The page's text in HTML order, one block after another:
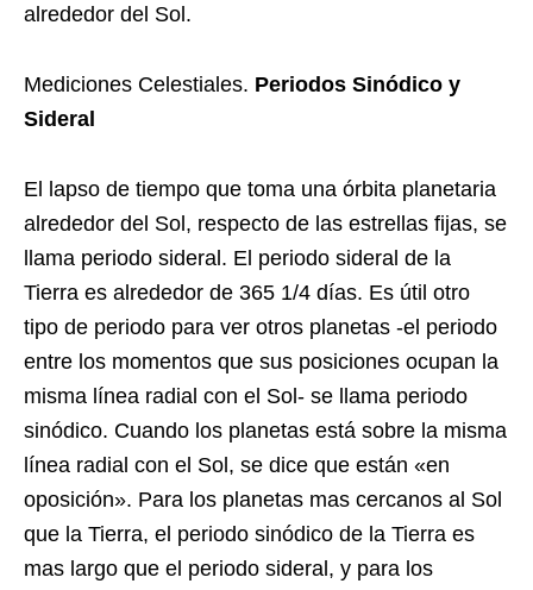
alrededor del Sol.
Mediciones Celestiales. Periodos Sinódico y
Sideral
El lapso de tiempo que toma una órbita planetaria
alrededor del Sol, respecto de las estrellas fijas, se
llama periodo sideral. El periodo sideral de la
Tierra es alrededor de 365 1/4 días. Es útil otro
tipo de periodo para ver otros planetas -el periodo
entre los momentos que sus posiciones ocupan la
misma línea radial con el Sol- se llama periodo
sinódico. Cuando los planetas está sobre la misma
línea radial con el Sol, se dice que están «en
oposición». Para los planetas mas cercanos al Sol
que la Tierra, el periodo sinódico de la Tierra es
mas largo que el periodo sideral, y para los